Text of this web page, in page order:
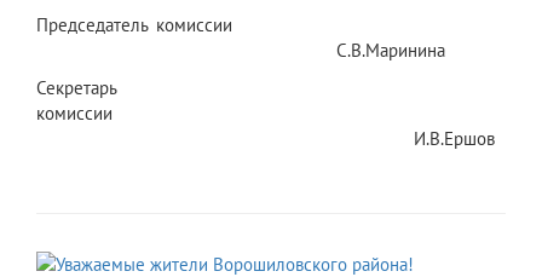
Председатель комиссии
С.В.Маринина
Секретарь
комиссии
И.В.Ершов